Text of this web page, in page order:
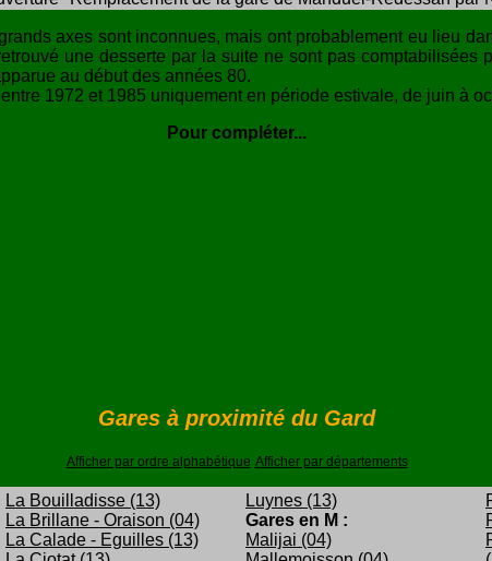
axes sont inconnues, mais ont probablement eu lieu
une desserte par la suite ne sont pas comptabilisées
au début des années 80.
1972 et 1985 uniquement en période estivale, de juin à
Pour compléter...
Gares à proximité du Gard
Afficher par ordre alphabétique Afficher par départements
La Bouilladisse (13)
La Brillane - Oraison (04)
La Calade - Eguilles (13)
Luynes (13)
Gares en M :
Malijai (04)